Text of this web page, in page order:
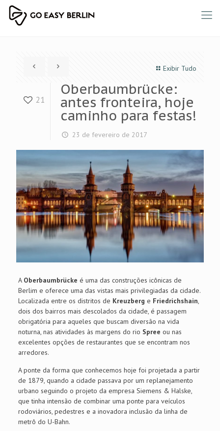
Exibir Tudo
21
Oberbaumbrücke:
antes fronteira, hoje
caminho para festas!
23 de fevereiro de 2017
A Oberbaumbrücke é uma das construções icônicas de
Berlim e oferece uma das vistas mais privilegiadas da cidade.
Localizada entre os distritos de Kreuzberg e Friedrichshain,
dois dos bairros mais descolados da cidade, é passagem
obrigatória para aqueles que buscam diversão na vida
noturna, nas atividades às margens do rio Spree ou nas
excelentes opções de restaurantes que se encontram nos
arredores.
A ponte da forma que conhecemos hoje foi projetada a partir
de 1879, quando a cidade passava por um replanejamento
urbano seguindo o projeto da empresa Siemens & Halske,
que tinha intensão de combinar uma ponte para veículos
rodoviários, pedestres e a inovadora inclusão da linha de
metrô do U-Bahn.